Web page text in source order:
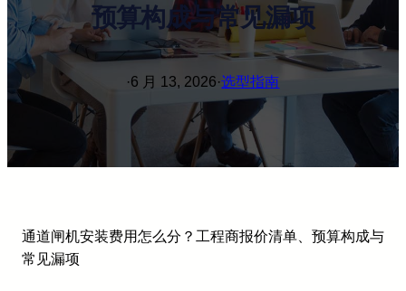
预算构成与常见漏项
·6 月 13, 2026·选型指南
通道闸机安装费用怎么分？工程商报价清单、预算构成与
常见漏项